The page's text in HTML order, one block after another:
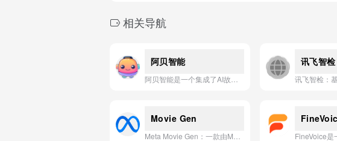
相关导航
阿贝智能 讯飞智检
Movie Gen